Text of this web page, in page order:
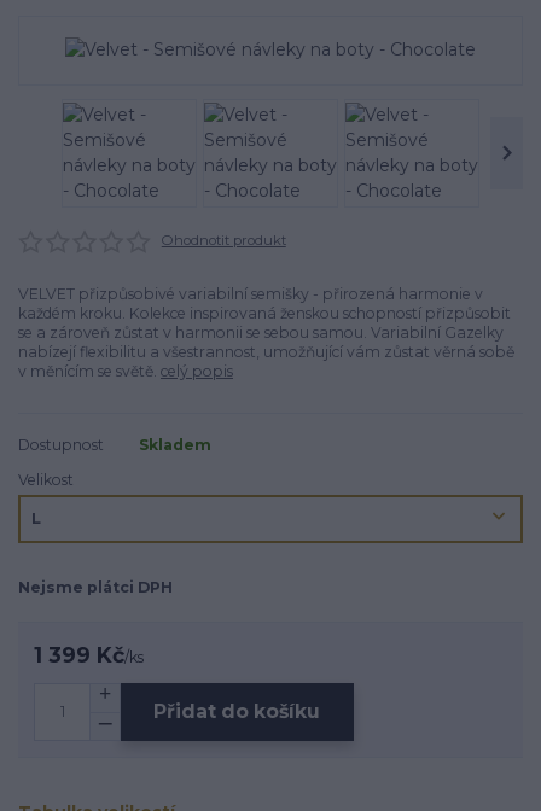
Ohodnotit produkt
VELVET přizpůsobivé variabilní semišky - přirozená harmonie v
každém kroku. Kolekce inspirovaná ženskou schopností přizpůsobit
se a zároveň zůstat v harmonii se sebou samou. Variabilní Gazelky
nabízejí flexibilitu a všestrannost, umožňující vám zůstat věrná sobě
v měnícím se světě. celý popis
Dostupnost
Skladem
Velikost
Nejsme plátci DPH
1 399 Kč/ks
Přidat do košíku